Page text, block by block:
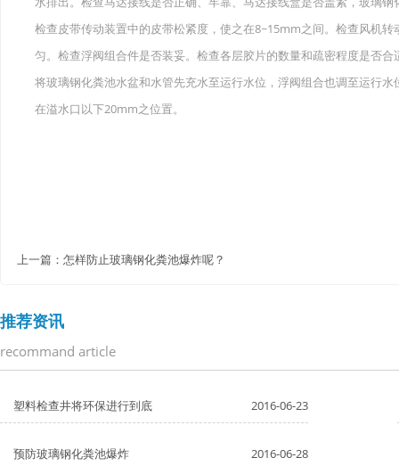
检查皮带传动装置中的皮带松紧度，使之在8~15mm之间。检查风机
匀。检查浮阀组合件是否装妥。检查各层胶片的数量和疏密程度是否
将玻璃钢化粪池水盆和水管先充水至运行水位，浮阀组合也调至运行
在溢水口以下20mm之位置。
上一篇： 怎样防止玻璃钢化粪池爆炸呢？
推荐资讯
recommand article
塑料检查井将环保进行到底 2016-06-23
预防玻璃钢化粪池爆炸 2016-06-28